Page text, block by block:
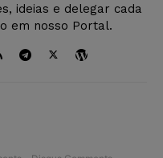
ideias e delegar cada
em nosso Portal.